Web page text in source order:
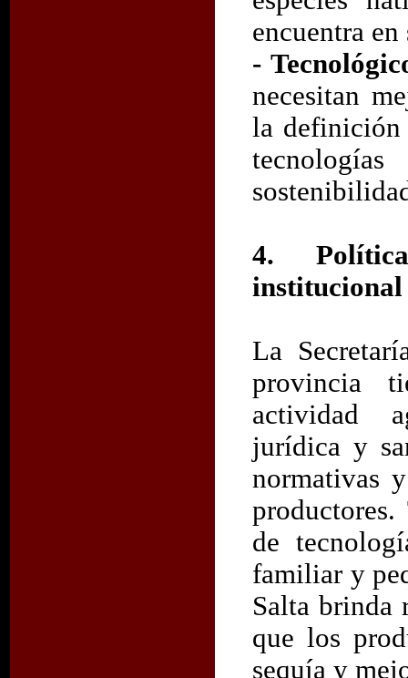
encuentra
-
necesitan
la definición
4.
institucional
La
provincia
actividad
jurídica y
normativas
de
familiar y
Salta brinda
que los
sequía y